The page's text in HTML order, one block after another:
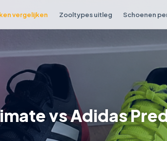
vergelijken Zooltypes uitleg Schoenen
vs Adidas